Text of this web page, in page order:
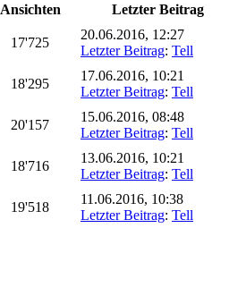
Ansichten Letzter Beitrag
17'725
20.06.2016, 12:27
Letzter Beitrag: Tell
18'295
17.06.2016, 10:21
Letzter Beitrag: Tell
20'157
15.06.2016, 08:48
Letzter Beitrag: Tell
18'716
13.06.2016, 10:21
Letzter Beitrag: Tell
19'518
11.06.2016, 10:38
Letzter Beitrag: Tell